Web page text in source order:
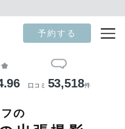
予約する
口コミ 53,518件
の